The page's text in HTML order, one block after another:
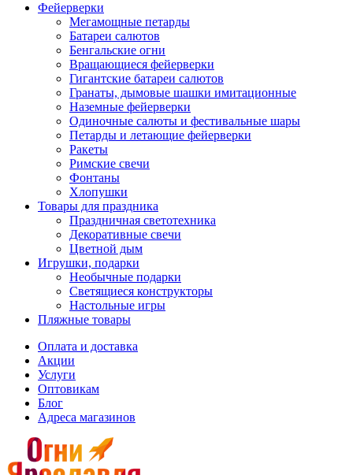
Фейерверки
Мегамощные петарды
Батареи салютов
Бенгальские огни
Вращающиеся фейерверки
Гигантские батареи салютов
Гранаты, дымовые шашки имитационные
Наземные фейерверки
Одиночные салюты и фестивальные шары
Петарды и летающие фейерверки
Ракеты
Римские свечи
Фонтаны
Хлопушки
Товары для праздника
Праздничная светотехника
Декоративные свечи
Цветной дым
Игрушки, подарки
Необычные подарки
Светящиеся конструкторы
Настольные игры
Пляжные товары
Оплата и доставка
Акции
Услуги
Оптовикам
Блог
Адреса магазинов